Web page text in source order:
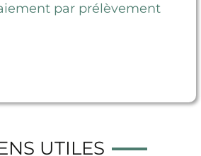
par prélèvement
UTILES